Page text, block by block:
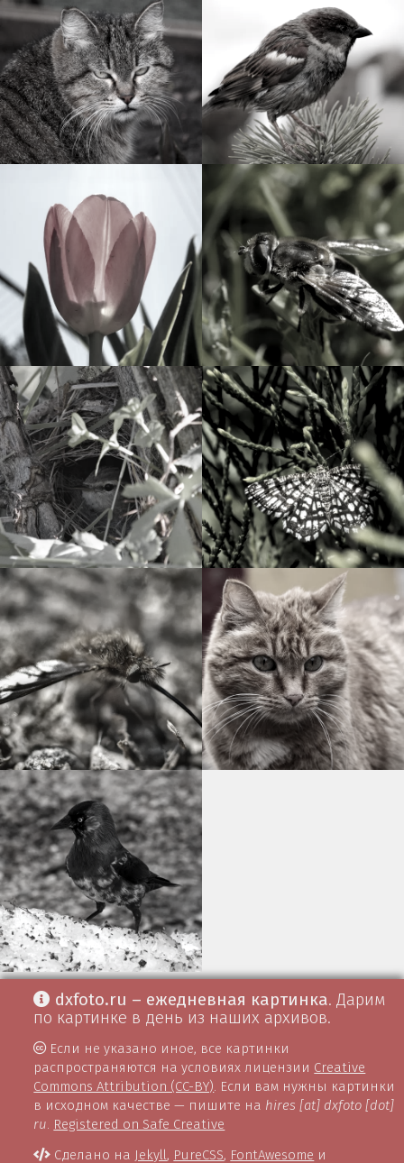
dxfoto.ru – ежедневная картинка. Дарим
по картинке в день из наших архивов.
Если не указано иное, все картинки
распространяются на условиях лицензии Creative
Commons Attribution (CC-BY). Если вам нужны картинки
в исходном качестве — пишите на hires [at] dxfoto [dot]
ru. Registered on Safe Creative
Сделано на Jekyll, PureCSS, FontAwesome и